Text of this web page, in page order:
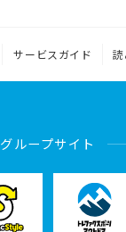
サービスガイド
グループサイト